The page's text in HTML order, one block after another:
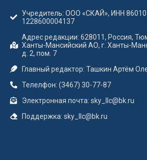
Учредитель: ООО «СКАЙ», ИНН
1228600004137
Адрес редакции: 628011, Россия,
Ханты-Мансийский АО, г. Ханты-
д. 2, пом. 7
Главный редактор: Ташкин Артём
Телелфон: (3467) 30-77-87
Электронная почта: sky_llc@bk.ru
Поддержка: sky_llc@bk.ru